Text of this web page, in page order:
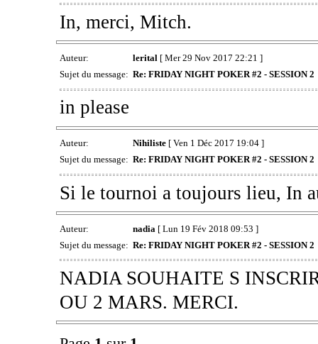
In, merci, Mitch.
Auteur: lerital [ Mer 29 Nov 2017 22:21 ]
Sujet du message: Re: FRIDAY NIGHT POKER #2 - SESSION 2
in please
Auteur: Nihiliste[ Ven 1 Déc 2017 19:04 ]
Sujet du message: Re: FRIDAY NIGHT POKER #2 - SESSION 2
Si le tournoi a toujours lieu, In
Auteur: nadia [ Lun 19 Fév 2018 09:53 ]
Sujet du message: Re: FRIDAY NIGHT POKER #2 - SESSION 2
NADIA SOUHAITE S
OU 2 MARS. MERCI.